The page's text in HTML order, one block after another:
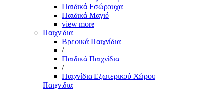
Παιδικά Εσώρουχα
Παιδικά Μαγιό
view more
Παιχνίδια
Βρεφικά Παιχνίδια
/
Παιδικά Παιχνίδια
/
Παιχνίδια Εξωτερικού Χώρου
Παιχνίδια